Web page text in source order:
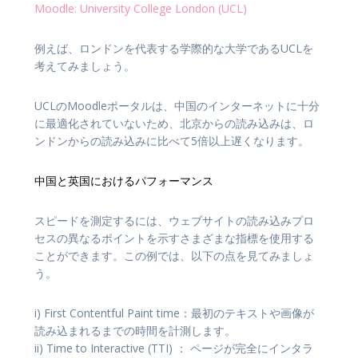
Moodle: University College London (UCL)
例えば、ロンドンを代表する学際的な大学であるUCLを
考えてみましょう。
UCLのMoodleポータルは、中国のインターネットに十分
に最適化されていないため、北京からの読み込みは、ロ
ンドンからの読み込みに比べて5倍以上遅くなります。
中国と英国におけるパフォーマンス
スピードを測定するには、ウェブサイトの読み込みプロ
セスの異なるポイントを示すさまざまな指標を使用する
ことができます。この例では、以下の点を見てみましょ
う。
i) First Contentful Paint time：最初のテキストや画像が
読み込まれるまでの時間を計測します。
ii) Time to Interactive (TTI) ： ページが完全にインタラ